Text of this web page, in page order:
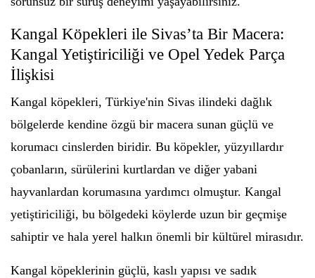
Kangal Köpekleri ile Sivas’ta Bir Macera:
Kangal Yetiştiriciliği ve Opel Yedek Parça
İlişkisi
Kangal köpekleri, Türkiye'nin Sivas ilindeki dağlık
bölgelerde kendine özgü bir macera sunan güçlü ve
korumacı cinslerden biridir. Bu köpekler, yüzyıllardır
çobanların, sürülerini kurtlardan ve diğer yabani
hayvanlardan korumasına yardımcı olmuştur. Kangal
yetiştiriciliği, bu bölgedeki köylerde uzun bir geçmişe
sahiptir ve hala yerel halkın önemli bir kültürel mirasıdır.
Kangal köpeklerinin güçlü, kaslı yapısı ve sadık